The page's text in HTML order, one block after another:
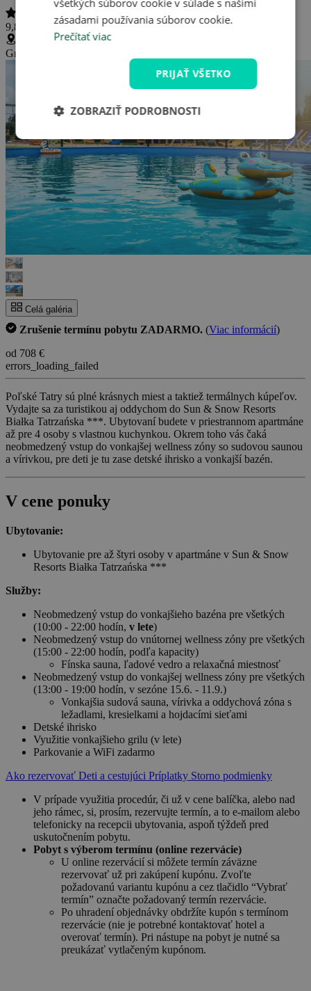
9,8 / 10 5 hodnotení)
Grapa 29A, Białka Tatrzańska, Poľsko
Celá galéria
Zrušenie termínu pobytu ZADARMO. (Viac informácií)
od 708 €
errors_loading_failed
Poľské Tatry sú plné krásnych miest a taktiež termálnych kúpeľov.
Vydajte sa za turistikou aj oddychom do Sun & Snow Resorts
Białka Tatrzańska ***. Ubytovaní budete v priestrannom apartmáne
až pre 4 osoby s vlastnou kuchynkou. Okrem toho vás čaká
neobmedzený vstup do vonkajšej wellness zóny so sudovou saunou
a vírivkou, pre deti je tu zase detské ihrisko a vonkajší bazén.
V cene ponuky
Ubytovanie:
Ubytovanie pre až štyri osoby v apartmáne v Sun & Snow
Resorts Białka Tatrzańska ***
Služby:
Neobmedzený vstup do vonkajšieho bazéna pre všetkých
(10:00 - 22:00 hodín, v lete)
Neobmedzený vstup do vnútornej wellness zóny pre všetkých
(15:00 - 22:00 hodín, podľa kapacity)
Fínska sauna, ľadové vedro a relaxačná miestnosť
Neobmedzený vstup do vonkajšej wellness zóny pre všetkých
(13:00 - 19:00 hodín, v sezóne 15.6. - 11.9.)
Vonkajšia sudová sauna, vírivka a oddychová zóna s
ležadlami, kresielkami a hojdacími sieťami
Detské ihrisko
Využitie vonkajšieho grilu (v lete)
Parkovanie a WiFi zadarmo
Ako rezervovať Deti a cestujúci Príplatky Storno podmienky
V prípade využitia procedúr, či už v cene balíčka, alebo nad
jeho rámec, si, prosím, rezervujte termín, a to e-mailom alebo
telefonicky na recepcii ubytovania, aspoň týždeň pred
uskutočnením pobytu.
Pobyt s výberom termínu (online rezervácie)
U online rezervácií si môžete termín záväzne
rezervovať už pri zakúpení kupónu. Zvoľte
požadovanú variantu kupónu a cez tlačidlo “Vybrať
termín” označte požadovaný termín rezervácie.
Po uhradení objednávky obdržíte kupón s termínom
rezervácie (nie je potrebné kontaktovať hotel a
overovať termín). Pri nástupe na pobyt je nutné sa
preukázať vytlačeným kupónom.
všetkých súborov cookie v súlade s našimi
zásadami používania súborov cookie.
Prečítať viac
PRIJAŤ VŠETKO
ZOBRAZIŤ PODROBNOSTI